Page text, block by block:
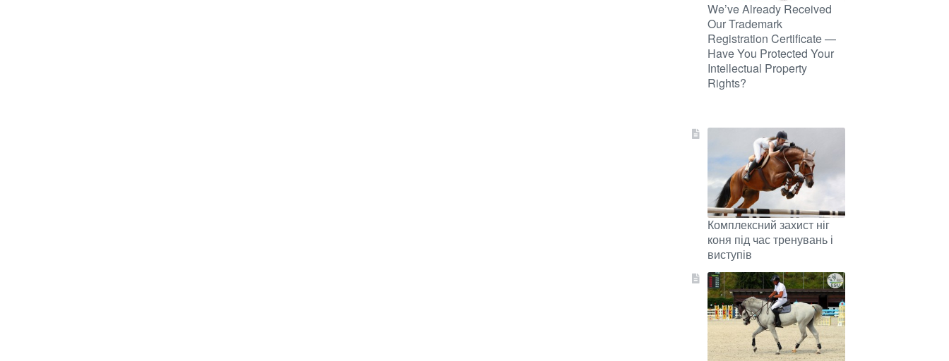
We’ve Already Received
Our Trademark
Registration Certificate —
Have You Protected Your
Intellectual Property
Rights?
Комплексний захист ніг
коня під час тренувань і
виступів